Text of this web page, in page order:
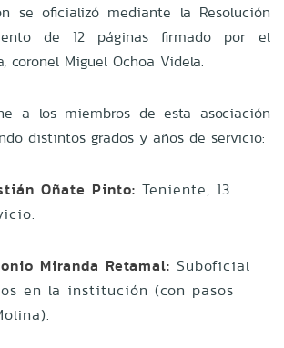
se oficializó mediante la Resolución
de 12 páginas firmado por el
coronel Miguel Ochoa Videla.
a los miembros de esta asociación
distintos grados y años de servicio:
Oñate Pinto: Teniente, 13
Miranda Retamal: Suboficial
en la institución (con pasos